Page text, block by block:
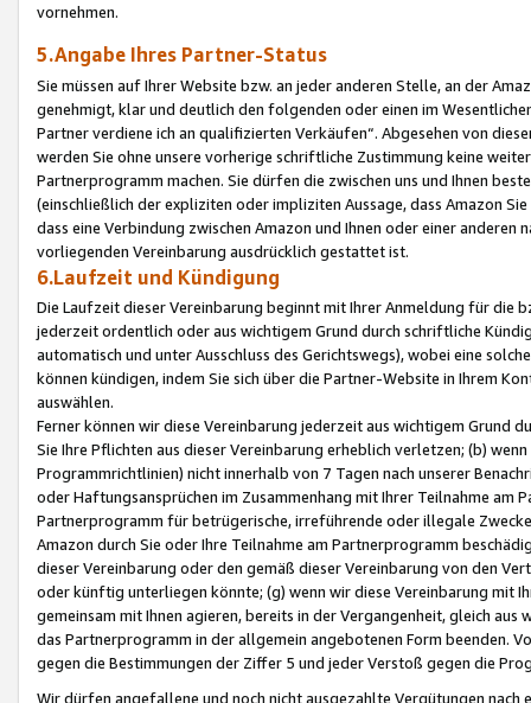
vornehmen.
5.Angabe Ihres Partner-Status
Sie müssen auf Ihrer Website bzw. an jeder anderen Stelle, an der
genehmigt, klar und deutlich den folgenden oder einen im
Partner verdiene ich an qualifizierten Verkäufen“. Abgesehen von
werden Sie ohne unsere vorherige schriftliche Zustimmung keine
Partnerprogramm machen. Sie dürfen die zwischen uns und Ihnen
(einschließlich der expliziten oder impliziten Aussage, dass Amazon
dass eine Verbindung zwischen Amazon und Ihnen oder einer
vorliegenden Vereinbarung ausdrücklich gestattet ist.
6.Laufzeit und Kündigung
Die Laufzeit dieser Vereinbarung beginnt mit Ihrer Anmeldung für die
jederzeit ordentlich oder aus wichtigem Grund durch schriftliche
automatisch und unter Ausschluss des Gerichtswegs), wobei eine
können kündigen, indem Sie sich über die Partner-Website in Ihrem
auswählen.
Ferner können wir diese Vereinbarung jederzeit aus wichtigem Grund
Sie Ihre Pflichten aus dieser Vereinbarung erheblich verletzen; (b)
Programmrichtlinien) nicht innerhalb von 7 Tagen nach unserer
oder Haftungsansprüchen im Zusammenhang mit Ihrer Teilnahme am
Partnerprogramm für betrügerische, irreführende oder illegale
Amazon durch Sie oder Ihre Teilnahme am Partnerprogramm
dieser Vereinbarung oder den gemäß dieser Vereinbarung von den
oder künftig unterliegen könnte; (g) wenn wir diese Vereinbarung mit
gemeinsam mit Ihnen agieren, bereits in der Vergangenheit, gleich
das Partnerprogramm in der allgemein angebotenen Form beenden.
gegen die Bestimmungen der Ziffer 5 und jeder Verstoß gegen die
Wir dürfen angefallene und noch nicht ausgezahlte Vergütungen